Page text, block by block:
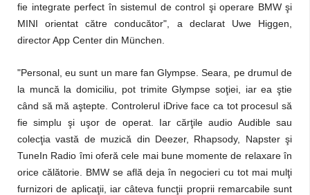
fie integrate perfect în sistemul de control şi operare BMW şi
MINI orientat către conducător", a declarat Uwe Higgen,
director App Center din München.
"Personal, eu sunt un mare fan Glympse. Seara, pe drumul de
la muncă la domiciliu, pot trimite Glympse soţiei, iar ea ştie
când să mă aştepte. Controlerul iDrive face ca tot procesul să
fie simplu şi uşor de operat. Iar cărţile audio Audible sau
colecţia vastă de muzică din Deezer, Rhapsody, Napster şi
TuneIn Radio îmi oferă cele mai bune momente de relaxare în
orice călătorie. BMW se află deja în negocieri cu tot mai mulţi
furnizori de aplicaţii, iar câteva funcţii proprii remarcabile sunt